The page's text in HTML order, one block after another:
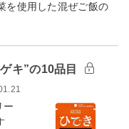
使用した混ぜご飯の
キ”の10品目
ー